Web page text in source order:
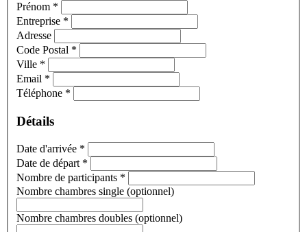
Prénom *
Entreprise *
Adresse
Code Postal *
Ville *
Email *
Téléphone *
Détails
Date d'arrivée *
Date de départ *
Nombre de participants *
Nombre chambres single (optionnel)
Nombre chambres doubles (optionnel)